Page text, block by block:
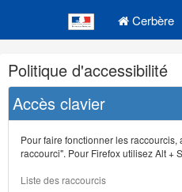
Cerbère
Navigation
et
outils
annexes
Politique d'accessibilité
Accès clavier
Pour faire fonctionner les raccourcis,
raccourci". Pour Firefox utilisez Alt +
Liste des raccourcis